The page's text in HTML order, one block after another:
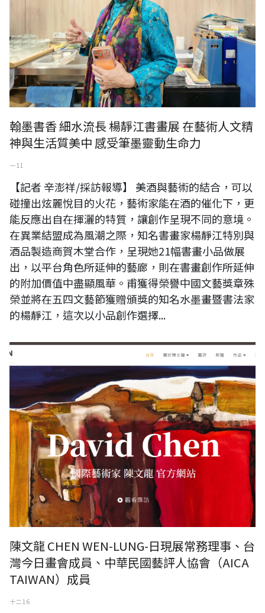
翰墨書香 細水流長 楊靜江書畫展 在藝術人文精
神與生活質美中 感受筆墨靈動生命力
一 11
【記者 辛澎祥/採訪報導】 美酒與藝術的結合，可以
碰撞出炫麗悅目的火花，藝術家能在酒的催化下，更
能反應出自在揮灑的特質，讓創作呈現不同的意境。
在異業結盟成為風潮之際，知名書畫家楊靜江特別與
酒品製造商賀木堂合作，呈現她21幅書畫小品做展
出，以平台角色所延伸的藝廊，則在書畫創作所延伸
的附加價值中盡顯風華。甫獲得榮譽中國文藝獎章殊
榮並將在五四文藝節獲贈頒獎的知名水墨畫暨書法家
的楊靜江，這次以小品創作選擇...
陳文龍 CHEN WEN-LUNG-日現展常務理事、台
灣今日畫會成員、中華民國藝評人協會（AICA
TAIWAN）成員
十二 16